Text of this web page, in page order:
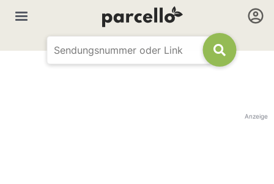
Anzeige